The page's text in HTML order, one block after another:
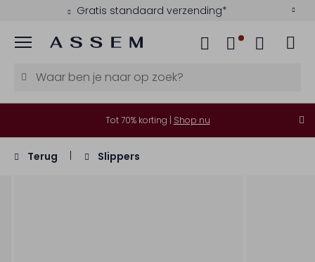
Gratis standaard verzending*
Menu
Tot 70% korting | Shop nu
Terug Slippers